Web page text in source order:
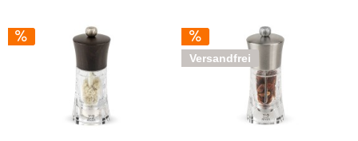
Versandfrei